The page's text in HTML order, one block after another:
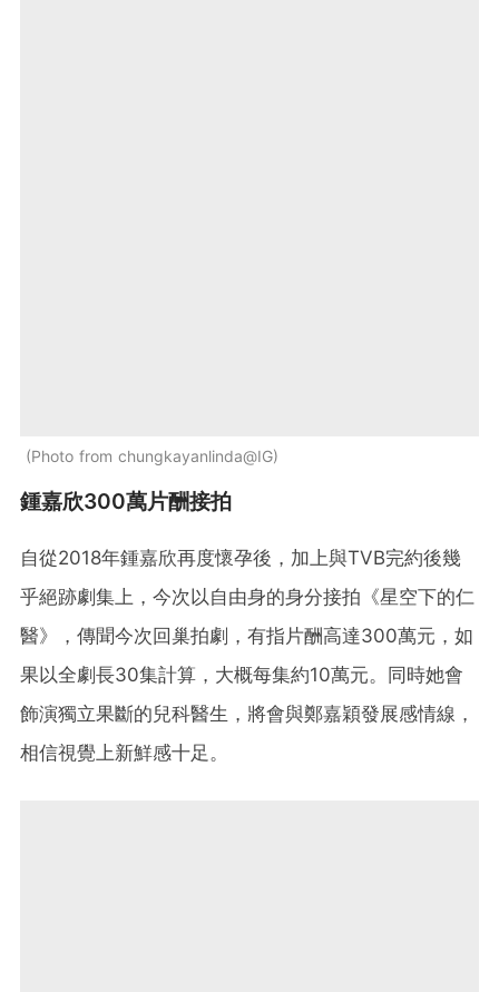
Photo from chungkayanlinda@IG
鍾嘉欣300萬片酬接拍
自從2018年鍾嘉欣再度懷孕後，加上與TVB完約後幾
乎絕跡劇集上，今次以自由身的身分接拍《星空下的仁
醫》，傳聞今次回巢拍劇，有指片酬高達300萬元，如
果以全劇長30集計算，大概每集約10萬元。同時她會
飾演獨立果斷的兒科醫生，將會與鄭嘉穎發展感情線，
相信視覺上新鮮感十足。